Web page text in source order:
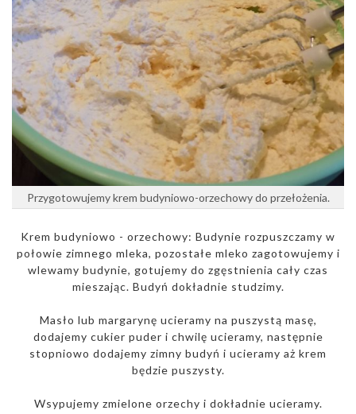
Przygotowujemy krem budyniowo-orzechowy do przełożenia.
Krem budyniowo - orzechowy: Budynie rozpuszczamy w
połowie zimnego mleka, pozostałe mleko zagotowujemy i
wlewamy budynie, gotujemy do zgęstnienia cały czas
mieszając. Budyń dokładnie studzimy.
Masło lub margarynę ucieramy na puszystą masę,
dodajemy cukier puder i chwilę ucieramy, następnie
stopniowo dodajemy zimny budyń i ucieramy aż krem
będzie puszysty.
Wsypujemy zmielone orzechy i dokładnie ucieramy.